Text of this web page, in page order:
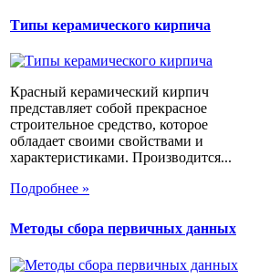
Типы керамического кирпича
Красный керамический кирпич
представляет собой прекрасное
строительное средство, которое
обладает своими свойствами и
характеристиками. Производится...
Подробнее »
Методы сбора первичных данных